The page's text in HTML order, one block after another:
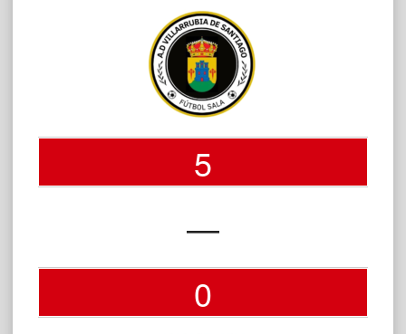
5
—
0